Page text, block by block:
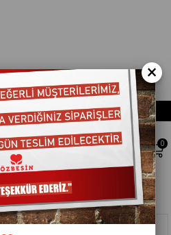
0
MUTFAK SARF MALZEMELERI
Filtreleme
×